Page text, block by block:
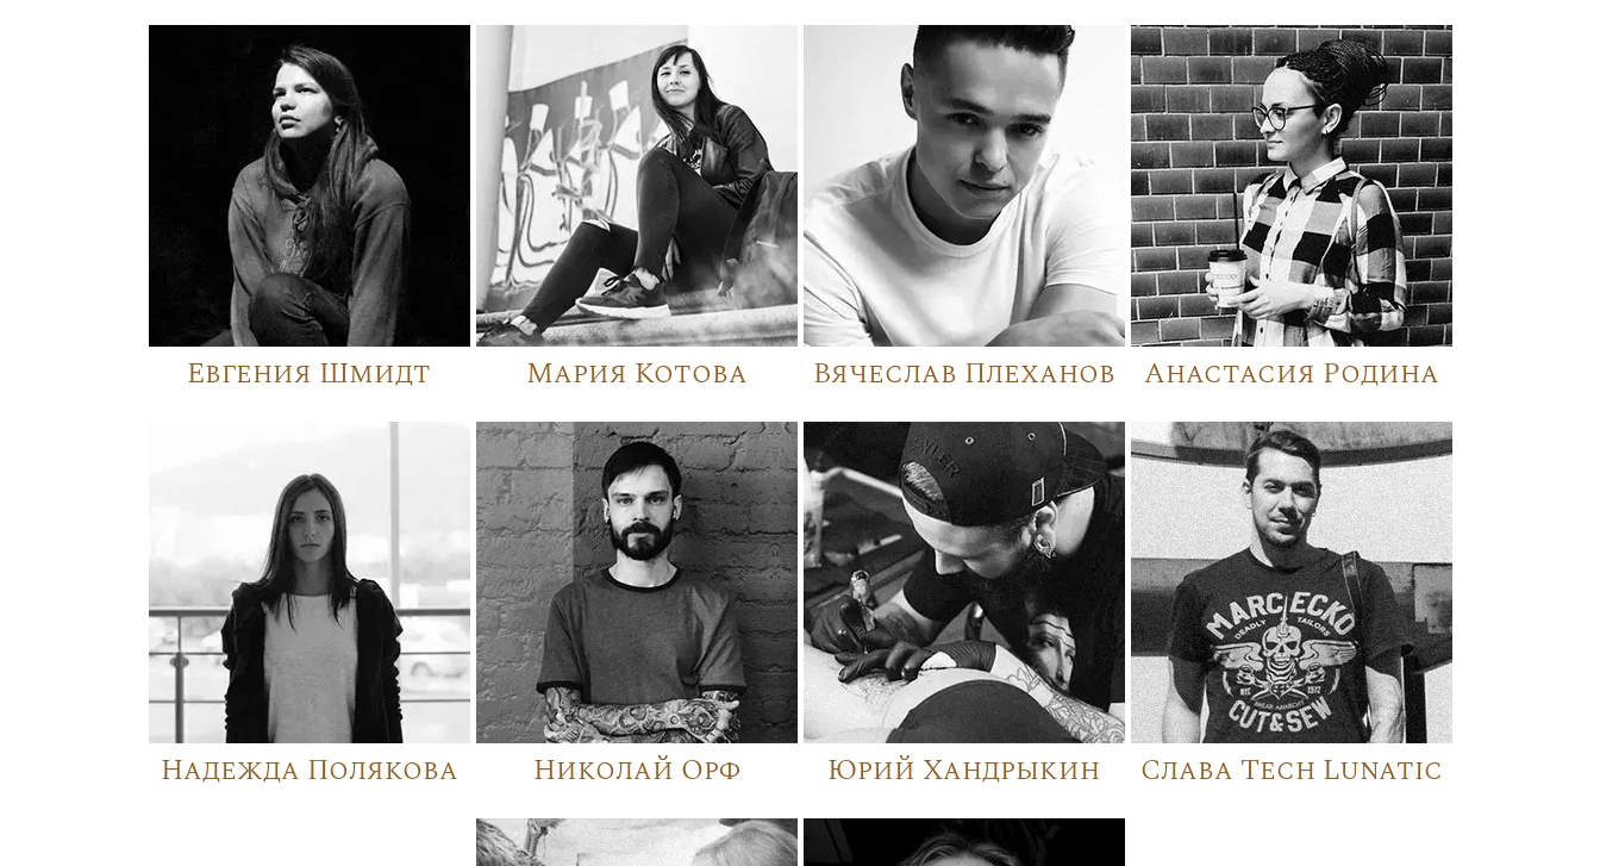
Евгения Шмидт Мария Котова Вячеслав Плеханов Анастасия Родина
Надежда Полякова Николай Орф Юрий Хандрыкин Слава Tech Lunatic